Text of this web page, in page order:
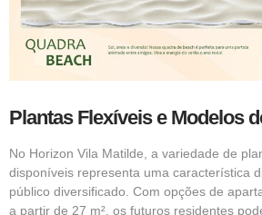
Plantas Flexíveis e Modelos
No Horizon Vila Matilde, a variedade de
disponíveis representa uma característica
público diversificado. Com opções de
a partir de 27 m², os futuros residentes